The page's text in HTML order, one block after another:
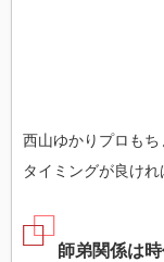
西山ゆかりプロもち
タイミングが良け
師弟関係は